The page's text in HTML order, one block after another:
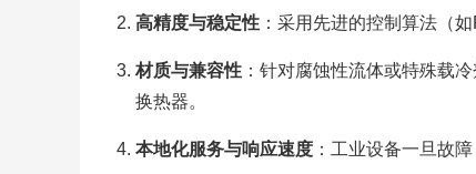
高精度与稳定性：采用先进的控制算法（
材质与兼容性：针对腐蚀性流体或特殊载
换热器。
本地化服务与响应速度：工业设备一旦故